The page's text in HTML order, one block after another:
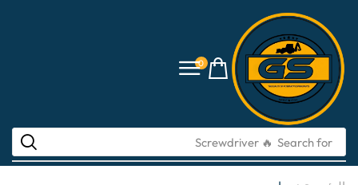
0
Search for
🔥 li-ion batteries